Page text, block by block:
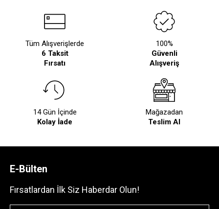
Tüm Alışverişlerde
6 Taksit
Fırsatı
100%
Güvenli
Alışveriş
14 Gün İçinde
Kolay İade
Mağazadan
Teslim Al
E-Bülten
Fırsatlardan İlk Siz Haberdar Olun!